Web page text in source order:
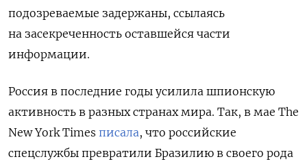
подозреваемые задержаны, ссылаясь
на засекреченность оставшейся части
информации.
Россия в последние годы усилила шпионскую
активность в разных странах мира. Так, в мае The
New York Times писала, что российские
спецслужбы превратили Бразилию в своего рода